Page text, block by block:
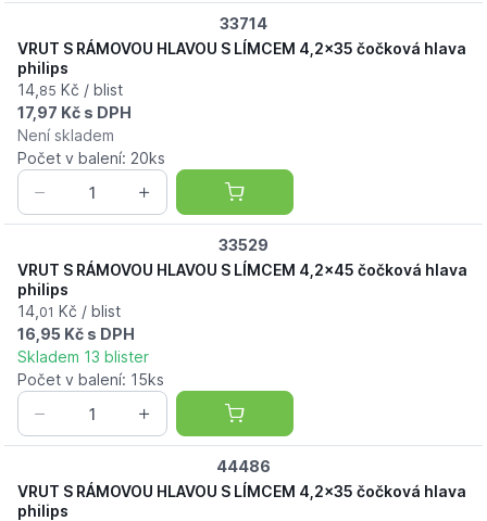
33714
VRUT S RÁMOVOU HLAVOU S LÍMCEM 4,2x35 čočková hlava
philips
14, 85 Kč / blist
17,97 Kč s DPH
Není skladem
Počet v balení: 20ks
33529
VRUT S RÁMOVOU HLAVOU S LÍMCEM 4,2x45 čočková hlava
philips
14, 01 Kč / blist
16,95 Kč s DPH
Skladem 13 blister
Počet v balení: 15ks
44486
VRUT S RÁMOVOU HLAVOU S LÍMCEM 4,2x35 čočková hlava
philips